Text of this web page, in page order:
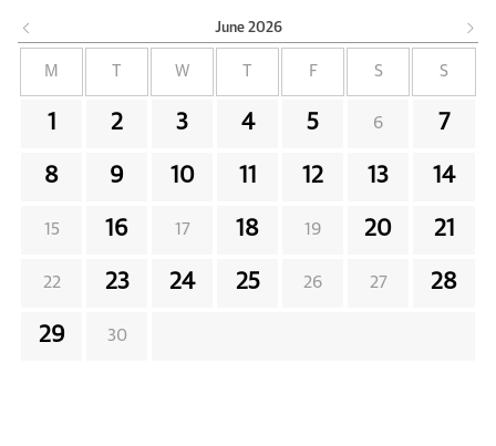
June 2026
M W F S S
1 2 3 4 5 6 7
8 9 10 11 12 13 14
15 16 17 18 19 20 21
22 23 24 25 26 27 28
29 30